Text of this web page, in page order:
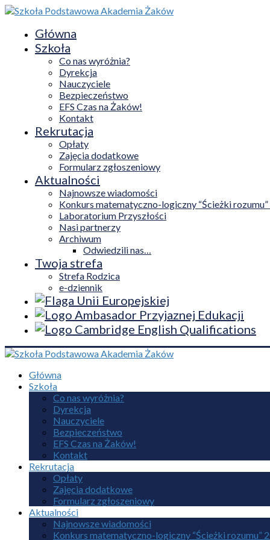
Główna
Szkoła
Co nas wyróżnia?
Dyrekcja
Nauczyciele
Bezpieczeństwo
EFS Czas na Żaków!
Kontakt
Rekrutacja
Opłaty
Zajęcia dodatkowe
Formularz zgłoszeniowy
Aktualności
Najnowsze wiadomości
Konkurs matematyczno-logiczny “Ścieżki
Laboratorium Przyszłości
Nasi partnerzy
Archiwum
Odwiedzili nas…
Twoja strefa
Strefa Rodzica
e-dziennik
Główna
Szkoła
Co nas wyróżnia?
Dyrekcja
Nauczyciele
Bezpieczeństwo
EFS Czas na Żaków!
Kontakt
Rekrutacja
Opłaty
Zajęcia dodatkowe
Formularz zgłoszeniowy
Aktualności
Najnowsze wiadomości
Konkurs matematyczno-logiczny “Ścieżki rozumu”